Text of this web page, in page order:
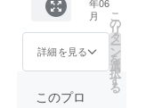
た場
合、主
判断で
イベン
止とす
ご記載
くださ
イベン
ト当
天時は
ます。
・0歳か
ら3歳の
お子さ
方の付
さい。
【注意
事項】
・この
につ
ルバム
をお送
りしま
す。 ・
ご支援
時に入
力して
月
詳細を見る
こ
の
リ
タ
ー
ン
を
選
択
す
る
このプロ